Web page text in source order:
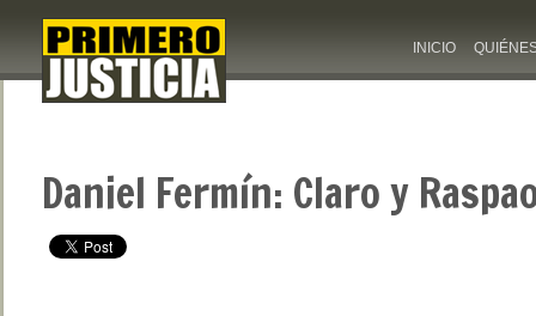
INICIO
Daniel Fermín: Claro y